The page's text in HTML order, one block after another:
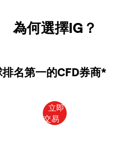
為何選擇IG？
排名第一的CFD券商*